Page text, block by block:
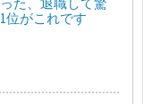
位がこれです